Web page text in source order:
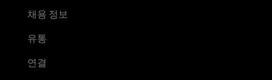
채용 정보
유통
연결